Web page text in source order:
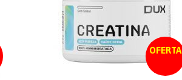
OFERTA